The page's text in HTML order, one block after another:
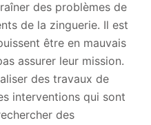
des problèmes de
de la zinguerie. Il est
être en mauvais
assurer leur mission.
des travaux de
interventions qui sont
des